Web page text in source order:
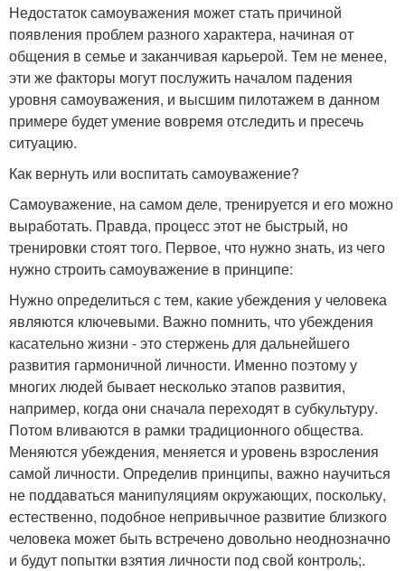
Недостаток самоуважения может стать причиной
появления проблем разного характера, начиная от
общения в семье и заканчивая карьерой. Тем не менее,
эти же факторы могут послужить началом падения
уровня самоуважения, и высшим пилотажем в данном
примере будет умение вовремя отследить и пресечь
ситуацию.
Как вернуть или воспитать самоуважение?
Самоуважение, на самом деле, тренируется и его можно
выработать. Правда, процесс этот не быстрый, но
тренировки стоят того. Первое, что нужно знать, из чего
нужно строить самоуважение в принципе:
Нужно определиться с тем, какие убеждения у человека
являются ключевыми. Важно помнить, что убеждения
касательно жизни - это стержень для дальнейшего
развития гармоничной личности. Именно поэтому у
многих людей бывает несколько этапов развития,
например, когда они сначала переходят в субкультуру.
Потом вливаются в рамки традиционного общества.
Меняются убеждения, меняется и уровень взросления
самой личности. Определив принципы, важно научиться
не поддаваться манипуляциям окружающих, поскольку,
естественно, подобное непривычное развитие близкого
человека может быть встречено довольно неоднозначно
и будут попытки взятия личности под свой контроль;.